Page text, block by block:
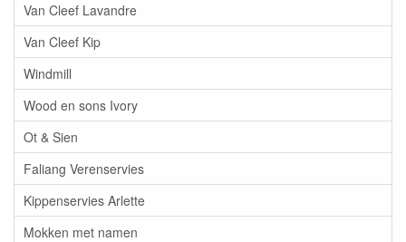
Van Cleef Lavandre
Van Cleef Kip
Windmill
Wood en sons Ivory
Ot & Sien
Faliang Verenservies
Kippenservies Arlette
Mokken met namen